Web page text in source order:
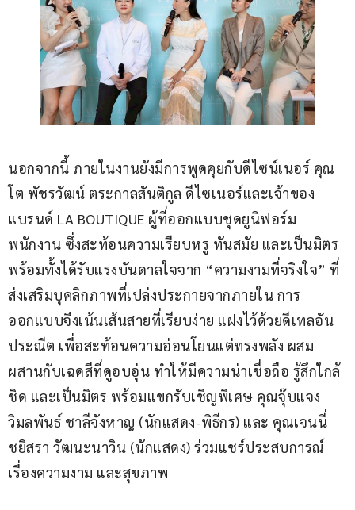
นอกจากนี้ ภายในงานยังมีการพูดคุยกับดีไซน์เนอร์ คุณ
โต พัชรวัฒน์ ตระกาลสันติกูล ดีไซเนอร์และเจ้าของ
แบรนด์ LA BOUTIQUE ผู้ที่ออกแบบชุดยูนิฟอร์ม
พนักงาน ซึ่งสะท้อนความเรียบหรู ทันสมัย และเป็นมิตร
พร้อมทั้งได้รับแรงบันดาลใจจาก “ความงามที่จริงใจ” ที่
ส่งเสริมบุคลิกภาพที่เปล่งประกายจากภายใน การ
ออกแบบจึงเน้นเส้นสายที่เรียบง่าย แฝงไว้ด้วยดีเทลอัน
ประณีต เพื่อสะท้อนความอ่อนโยนแต่ทรงพลัง ผสม
ผสานกับเฉดสีที่ดูอบอุ่น ทำให้มีความน่าเชื่อถือ รู้สึกใกล้
ชิด และเป็นมิตร พร้อมแขกรับเชิญพิเศษ คุณจุ๊บแจง
วิมลพันธ์ ชาลีจังหาญ (นักแสดง-พิธีกร) และ คุณเจนนี่
ชยิสรา วัฒนะนาวิน (นักแสดง) ร่วมแชร์ประสบการณ์
เรื่องความงาม และสุขภาพ